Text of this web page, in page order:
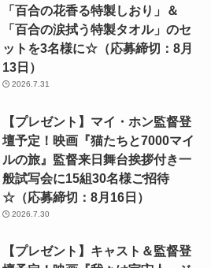
「百合の花香る特製しおり」＆
「百合の涙拭う特製タオル」のセ
ットを3名様に☆（応募締切：8月
13日）
2026.7.31
【プレゼント】マイ・ホン監督登
壇予定！映画『猫たちと7000マイ
ルの旅』監督来日舞台挨拶付き一
般試写会に15組30名様ご招待
☆（応募締切：8月16日）
2026.7.30
【プレゼント】キャスト＆監督登